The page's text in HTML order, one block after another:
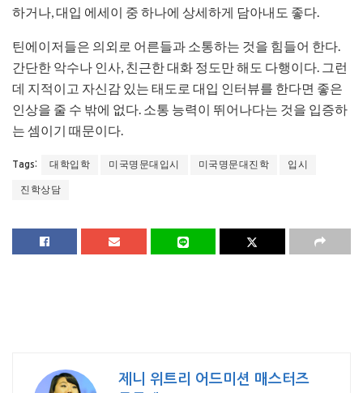
하거나, 대입 에세이 중 하나에 상세하게 담아내도 좋다.
틴에이저들은 의외로 어른들과 소통하는 것을 힘들어 한다.
간단한 악수나 인사, 친근한 대화 정도만 해도 다행이다. 그런
데 지적이고 자신감 있는 태도로 대입 인터뷰를 한다면 좋은
인상을 줄 수 밖에 없다. 소통 능력이 뛰어나다는 것을 입증하
는 셈이기 때문이다.
Tags: 대학입학 미국명문대입시 미국명문대진학 입시
진학상담
제니 위트리 어드미션 매스터즈